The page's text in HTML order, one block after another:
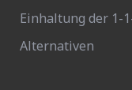
Einhaltung der 1-
Alternativen